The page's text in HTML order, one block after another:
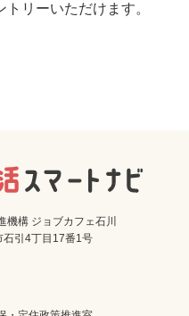
トリーいただけます。
機構 ジョブカフェ石川
引4丁目17番1号